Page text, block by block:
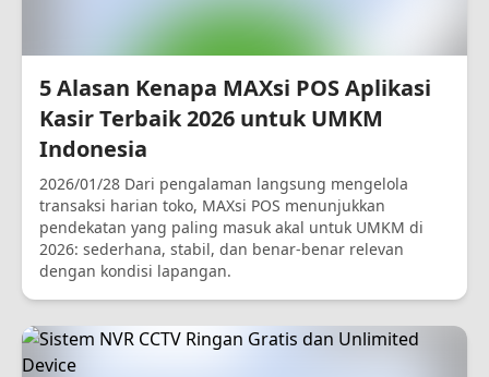
5 Alasan Kenapa MAXsi POS Aplikasi
Kasir Terbaik 2026 untuk UMKM
Indonesia
2026/01/28 Dari pengalaman langsung mengelola
transaksi harian toko, MAXsi POS menunjukkan
pendekatan yang paling masuk akal untuk UMKM di
2026: sederhana, stabil, dan benar-benar relevan
dengan kondisi lapangan.